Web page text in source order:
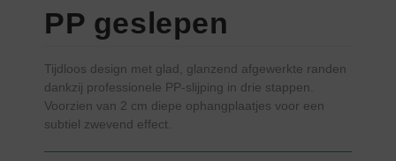
PP geslepen
Tijdloos design met glad, glanzend afgewerkte randen
dankzij professionele PP-slijping in drie stappen.
Voorzien van 2 cm diepe ophangplaatjes voor een
subtiel zwevend effect.